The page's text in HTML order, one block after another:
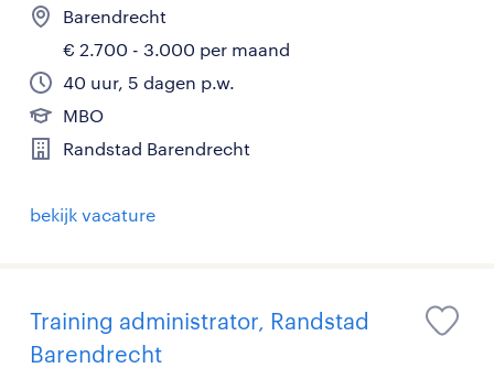
Barendrecht
€ 2.700 - 3.000 per maand
40 uur, 5 dagen p.w.
MBO
Randstad Barendrecht
bekijk vacature
Training administrator, Randstad
Barendrecht